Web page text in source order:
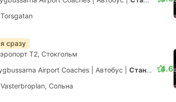
сразу
T2, Стокгольм
Airport Coaches Автобус Стандарт с конд.
Сольна
4.6